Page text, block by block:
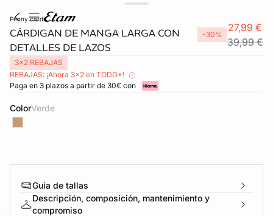
penny cardi
CÁRDIGAN DE MANGA LARGA CON
DETALLES DE LAZOS
-30%
27,99 €
39,99 €
3x2 REBAJAS
REBAJAS: ¡Ahora 3x2 en TODO*!
Paga en 3 plazos a partir de 30€ con
Color verde
Guía de tallas
Descripción, composición, mantenimiento y
compromiso